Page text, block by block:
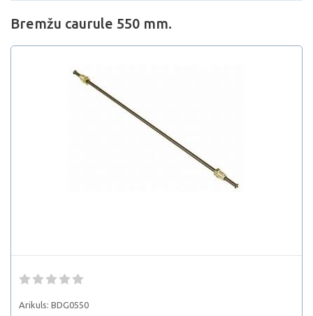
Bremžu caurule 550 mm.
Arikuls: BDG0550